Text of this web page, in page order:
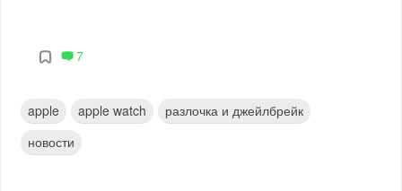
7
apple apple watch
разлочка и джейлбрейк
новости